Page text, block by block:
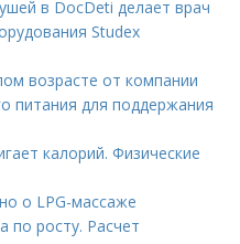
в DocDeti делает врач
Studex
возрасте от компании
питания для поддержания
калорий. Физические
о LPG-массаже
по росту. Расчет